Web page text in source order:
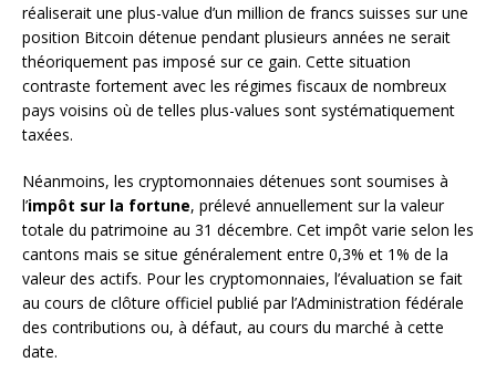
réaliserait une plus-value d’un million de francs suisses sur une
position Bitcoin détenue pendant plusieurs années ne serait
théoriquement pas imposé sur ce gain. Cette situation
contraste fortement avec les régimes fiscaux de nombreux
pays voisins où de telles plus-values sont systématiquement
taxées.
Néanmoins, les cryptomonnaies détenues sont soumises à
l’impôt sur la fortune, prélevé annuellement sur la valeur
totale du patrimoine au 31 décembre. Cet impôt varie selon les
cantons mais se situe généralement entre 0,3% et 1% de la
valeur des actifs. Pour les cryptomonnaies, l’évaluation se fait
au cours de clôture officiel publié par l’Administration fédérale
des contributions ou, à défaut, au cours du marché à cette
date.